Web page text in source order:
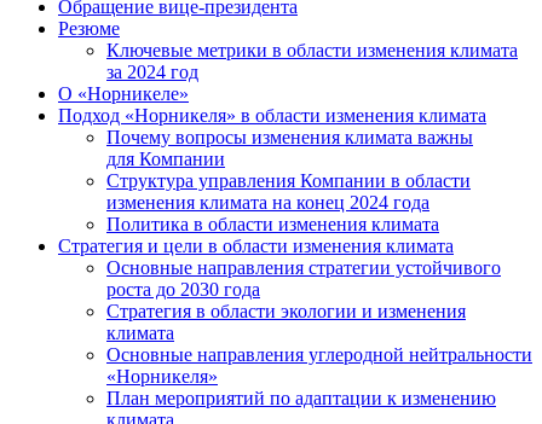
Обращение вице-президента
Резюме
Ключевые метрики в области изменения климата
за 2024 год
О «Норникеле»
Подход «Норникеля» в области изменения климата
Почему вопросы изменения климата важны
для Компании
Структура управления Компании в области
изменения климата на конец 2024 года
Политика в области изменения климата
Стратегия и цели в области изменения климата
Основные направления стратегии устойчивого
роста до 2030 года
Стратегия в области экологии и изменения
климата
Основные направления углеродной нейтральности
«Норникеля»
План мероприятий по адаптации к изменению
климата